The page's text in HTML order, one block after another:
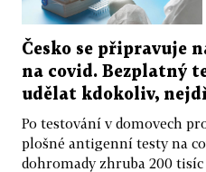
Česko se připravuje
na covid. Bezplatný
udělat kdokoliv,
Po testování v domovech
plošné antigenní testy na
dohromady zhruba 200 tisíc